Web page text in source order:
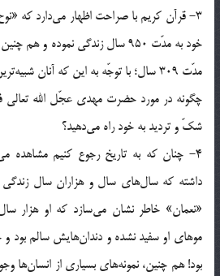
3- قرآن کریم با صراحت اظهار می‌دارد که
خود به مدّت 950 سال زندگی نموده
مدّت 309 سال؛ با توجّه به این که آنان
چگونه در مورد حضرت مهدی عجّل الله تعالی
شکّ و تردید به خود راه می‌دهید؟
4- چنان که به تاریخ رجوع کنیم مشاهده
داشته که سال‌های سال و هزاران سال زندگی
«نعمان» خاطر نشان می‌سازد که او هزار
موهای او سفید نشده و دندان‌هایش سالم بود و
بود! هم چنین، نمونه‌های بسیاری از انسان‌ها